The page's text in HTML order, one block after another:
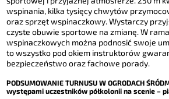
wspinania, kilka tysięcy chwytów
oraz sprzęt wspinaczkowy. Wystarczy
czyste obuwie sportowe na zmianę. W
wspinaczkowych można podnosić swoje
to wszystko pod okiem instruktorów
bezpieczeństwo oraz fachowe porady.
PODSUMOWANIE TURNUSU W OGRODACH
występami uczestników półkolonii na scenie –